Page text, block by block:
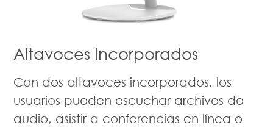
Altavoces Incorporados
Con dos altavoces incorporados, los
usuarios pueden escuchar archivos de
audio, asistir a conferencias en línea o